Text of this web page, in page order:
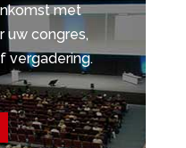
met
uw congres,
vergadering.